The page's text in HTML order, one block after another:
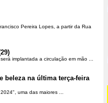
Pereira Lopes, a partir da Rua
implantada a circulação em mão ...
beleza na última terça-feira
uma das maiores ...